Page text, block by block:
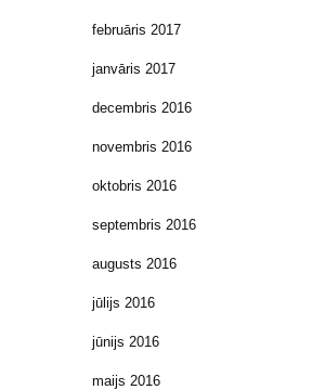
februāris 2017
janvāris 2017
decembris 2016
novembris 2016
oktobris 2016
septembris 2016
augusts 2016
jūlijs 2016
jūnijs 2016
maijs 2016